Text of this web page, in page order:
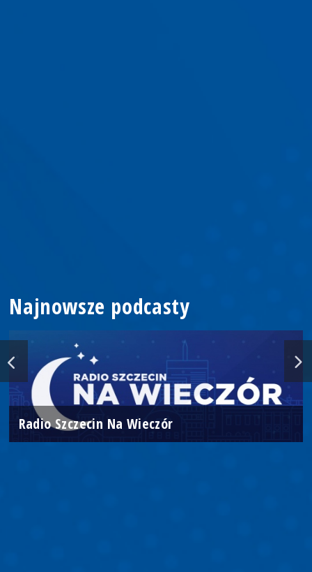
Najnowsze podcasty
Radio Szczecin Na Wieczór